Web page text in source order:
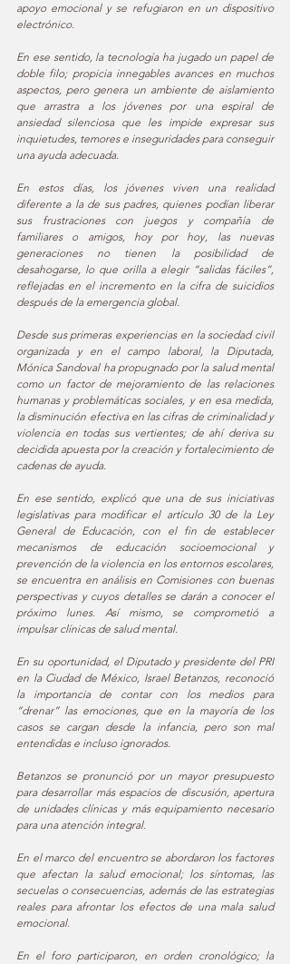
apoyo emocional y se refugiaron en un dispositivo
electrónico.
En ese sentido, la tecnología ha jugado un papel de
doble filo; propicia innegables avances en muchos
aspectos, pero genera un ambiente de aislamiento
que arrastra a los jóvenes por una espiral de
ansiedad silenciosa que les impide expresar sus
inquietudes, temores e inseguridades para conseguir
una ayuda adecuada.
En estos días, los jóvenes viven una realidad
diferente a la de sus padres, quienes podían liberar
sus frustraciones con juegos y compañía de
familiares o amigos, hoy por hoy, las nuevas
generaciones no tienen la posibilidad de
desahogarse, lo que orilla a elegir “salidas fáciles”,
reflejadas en el incremento en la cifra de suicidios
después de la emergencia global.
Desde sus primeras experiencias en la sociedad civil
organizada y en el campo laboral, la Diputada,
Mónica Sandoval ha propugnado por la salud mental
como un factor de mejoramiento de las relaciones
humanas y problemáticas sociales, y en esa medida,
la disminución efectiva en las cifras de criminalidad y
violencia en todas sus vertientes; de ahí deriva su
decidida apuesta por la creación y fortalecimiento de
cadenas de ayuda.
En ese sentido, explicó que una de sus iniciativas
legislativas para modificar el artículo 30 de la Ley
General de Educación, con el fin de establecer
mecanismos de educación socioemocional y
prevención de la violencia en los entornos escolares,
se encuentra en análisis en Comisiones con buenas
perspectivas y cuyos detalles se darán a conocer el
próximo lunes. Así mismo, se comprometió a
impulsar clínicas de salud mental.
En su oportunidad, el Diputado y presidente del PRI
en la Ciudad de México, Israel Betanzos, reconoció
la importancia de contar con los medios para
“drenar” las emociones, que en la mayoría de los
casos se cargan desde la infancia, pero son mal
entendidas e incluso ignorados.
Betanzos se pronunció por un mayor presupuesto
para desarrollar más espacios de discusión, apertura
de unidades clínicas y más equipamiento necesario
para una atención integral.
En el marco del encuentro se abordaron los factores
que afectan la salud emocional; los síntomas, las
secuelas o consecuencias, además de las estrategias
reales para afrontar los efectos de una mala salud
emocional.
En el foro participaron, en orden cronológico; la